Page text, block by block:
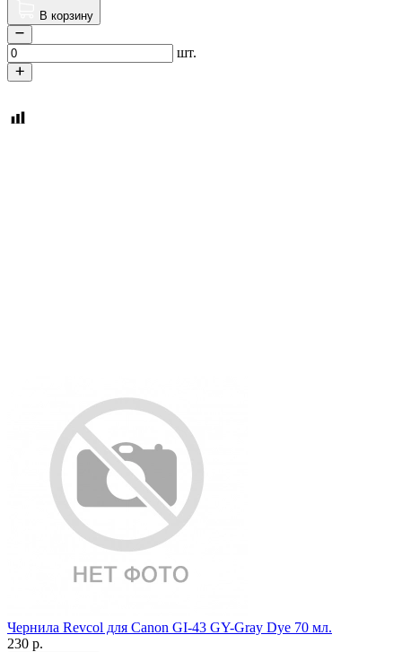
В корзину
шт.
Чернила Revcol для Canon GI-43 GY-Gray Dye 70 мл.
230 р.